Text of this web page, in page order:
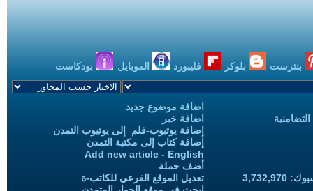
بنترست بلوكر فليبورد الموبايل بودكاست
اضافة موضوع جديد
اضافة خبر
إضافة يوتيوب-فلم إلى يوتيوب التمدن
إضافة كتاب إلى مكتبة التمدن
Add new article - English
أضف حملة
تعديل الموقع الفرعي للكاتب-ة